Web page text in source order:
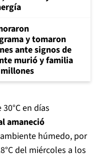
y tomaron
ante signos de
murió y familia
en días
amaneció
húmedo, por
del miércoles a los